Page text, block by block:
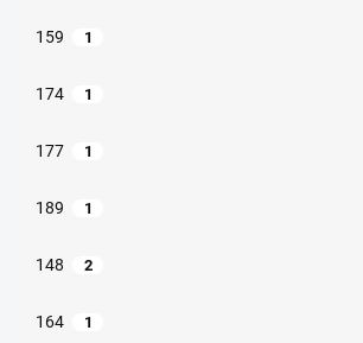
159 1
174 1
177 1
189 1
148 2
164 1